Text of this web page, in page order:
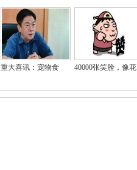
重大喜讯：宠物食 40000张笑脸，像花